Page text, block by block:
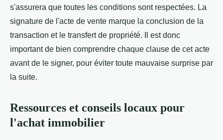
s'assurera que toutes les conditions sont respectées. La
signature de l'acte de vente marque la conclusion de la
transaction et le transfert de propriété. Il est donc
important de bien comprendre chaque clause de cet acte
avant de le signer, pour éviter toute mauvaise surprise par
la suite.
Ressources et conseils locaux pour
l'achat immobilier